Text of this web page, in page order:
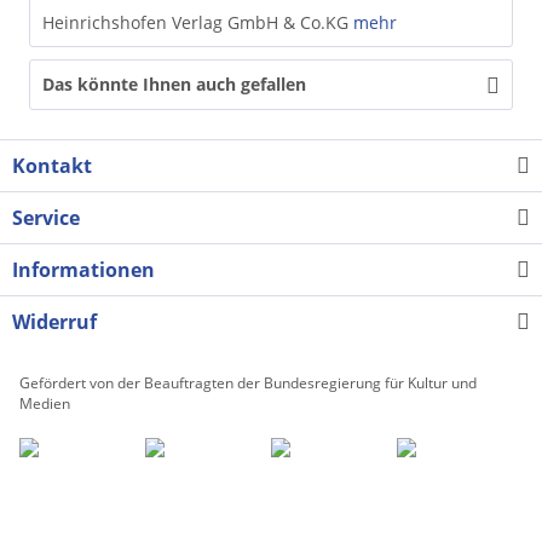
Heinrichshofen Verlag GmbH & Co.KG mehr
Das könnte Ihnen auch gefallen
Kontakt
Service
Informationen
Widerruf
Gefördert von der Beauftragten der Bundesregierung für Kultur und
Medien